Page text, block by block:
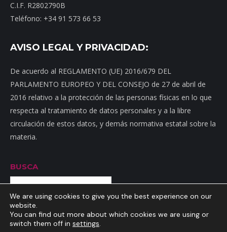
C.I.F. R2802790B
Teléfono: +34 91 573 66 53
AVISO LEGAL Y PRIVACIDAD:
De acuerdo al REGLAMENTO (UE) 2016/679 DEL
PARLAMENTO EUROPEO Y DEL CONSEJO de 27 de abril de
2016 relativo a la protección de las personas físicas en lo que
respecta al tratamiento de datos personales y a la libre
circulación de estos datos, y demás normativa estatal sobre la
materia.
BUSCA
We are using cookies to give you the best experience on our
website.
You can find out more about which cookies we are using or
switch them off in settings.